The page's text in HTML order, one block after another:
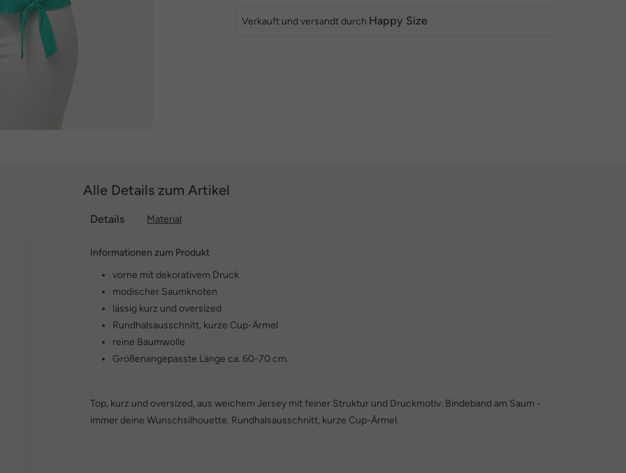
Verkauft und versandt durch Happy Size
Alle Details zum Artikel
Details Material
Informationen zum Produkt
vorne mit dekorativem Druck
modischer Saumknoten
lässig kurz und oversized
Rundhalsausschnitt, kurze Cup-Ärmel
reine Baumwolle
Größenangepasste Länge ca. 60-70 cm.
Top, kurz und oversized, aus weichem Jersey mit feiner Struktur und Druckmotiv. Bindeband am Saum -
immer deine Wunschsilhouette. Rundhalsausschnitt, kurze Cup-Ärmel.